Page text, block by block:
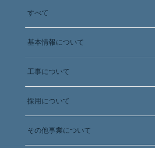
すべて
基本情報について
工事について
採用について
その他事業について